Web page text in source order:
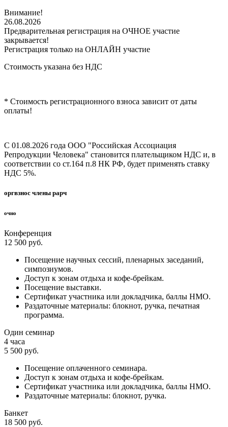
Внимание!
26.08.2026
Предварительная регистрация на ОЧНОЕ участие
закрывается!
Регистрация только на ОНЛАЙН участие
Стоимость указана без НДС
* Стоимость регистрационного взноса зависит от даты
оплаты!
С 01.08.2026 года ООО "Российская Ассоциация
Репродукции Человека" становится плательщиком НДС и, в
соответствии со ст.164 п.8 НК РФ, будет применять ставку
НДС 5%.
оргвзнос члены рарч
очно
Конференция
12 500 руб.
Посещение научных сессий, пленарных заседаний,
симпозиумов.
Доступ к зонам отдыха и кофе-брейкам.
Посещение выставки.
Сертификат участника или докладчика, баллы НМО.
Раздаточные материалы: блокнот, ручка, печатная
программа.
Один семинар
4 часа
5 500 руб.
Посещение оплаченного семинара.
Доступ к зонам отдыха и кофе-брейкам.
Сертификат участника или докладчика, баллы НМО.
Раздаточные материалы: блокнот, ручка.
Банкет
18 500 руб.